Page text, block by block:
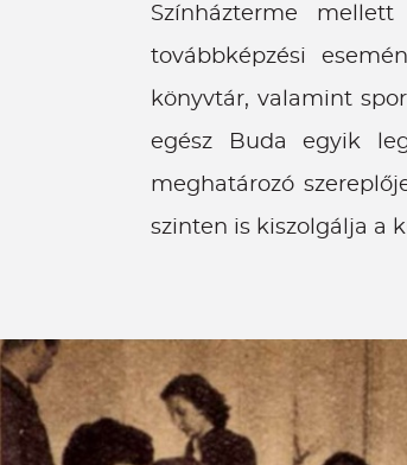
Színházterme
továbbképzési
könyvtár, valamint
egész Buda egyik
meghatározó
szinten is kiszolgálja a